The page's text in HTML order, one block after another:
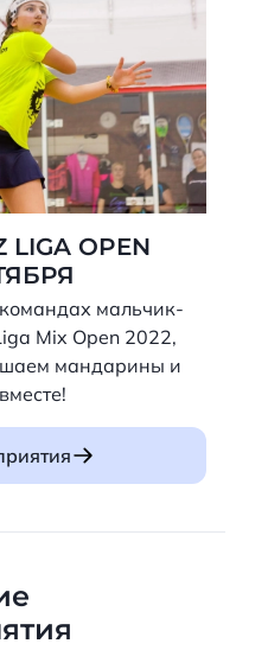
LIGA OPEN
мальчик-
Mix Open 2022,
мандарины и